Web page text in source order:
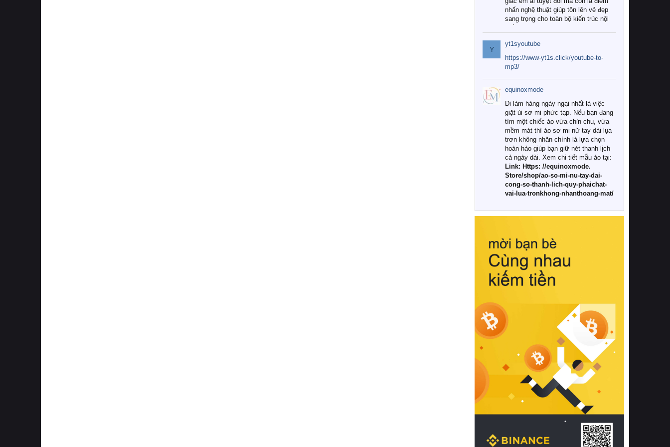
nhấn nghệ thuật giúp tôn lên vẻ đẹp
sang trọng cho toàn bộ kiến trúc nội
Tuy nhiên, giữa thị trường đa dạng
với vô vàn thương hiệu và mẫu mã
như hiện nay, làm thế nào để chọn
được những bộ chăn ga gối đệm cao
cấp thực sự chất lượng, phù hợp với
khí hậu và nhu cầu sử dụng của gia
đình? Hãy cùng chúng tôi đi tìm lời
giải đáp chi tiết qua bài viết dưới đây.
1. Tại sao các gia đình hiện đại lại ưa
chuộng chăn ga gối đệm cao cấp?
Khác với các dòng sản phẩm thông
thường, những bộ chăn ga gối đệm
cao cấp trải qua quy trình sản xuất
nghiêm ngặt từ khâu chọn lọc nguyên
liệu tự nhiên đến công nghệ dệt
nhuộm hiện đại không chứa hóa chất
này, bạn sẽ cảm nhận rõ rệt sự khác
hồi chuẩn xác của phần đệm nâng đỡ
cột sống.
Bên cạnh đó, việc lựa chọn các dòng
sản phẩm đạt chuẩn chất lượng quốc
tế còn giúp ngăn ngừa tình trạng kích
khuẩn và nấm mốc trong điều kiện
thời tiết nóng ẩm. Bạn có thể tìm hiểu
thêm các nghiên cứu khoa học về tác
động của giấc ngủ và môi trường
phòng ngủ đối với sức khỏe con
người tại Sleep Foundation (External
Link) để có cái nhìn toàn diện hơn.
2. Các tiêu chí vàng khi lựa chọn
chăn ga gối đệm cao cấp cho phòng
ngủ
Để sở hữu một bộ chăn ga gối đệm
cao cấp hoàn hảo cả về thẩm mỹ lẫn
công năng, người tiêu dùng cần cân
nhắc kỹ lưỡng các tiêu chí quan trọng
Y
yt1syoutube
https://www-yt1s.click/youtube-to-
mp3/
equinoxmode
Đi làm hàng ngày ngại nhất là việc
giặt ủi sơ mi phức tạp. Nếu bạn đang
tìm một chiếc áo vừa chỉn chu, vừa
mềm mát thì áo sơ mi nữ tay dài lụa
trơn không nhăn chính là lựa chọn
hoàn hảo giúp bạn giữ nét thanh lịch
cả ngày dài. Xem chi tiết mẫu áo tại:
Link: Https: //equinoxmode.
Store/shop/ao-so-mi-nu-tay-dai-
cong-so-thanh-lich-quy-phaichat-
vai-lua-tronkhong-nhanthoang-mat/